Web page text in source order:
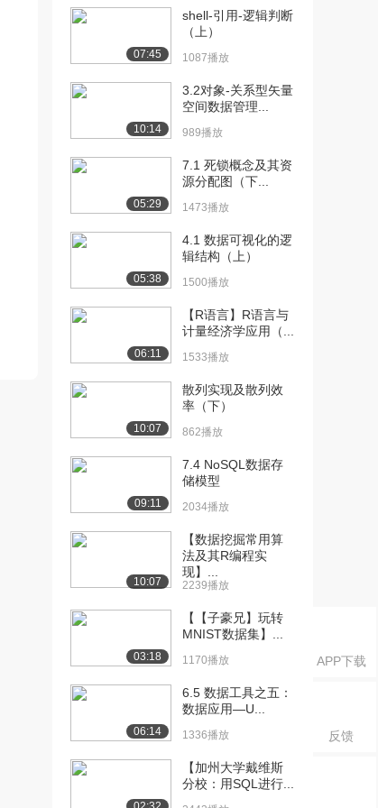
APP下载
反馈
[10] 3.2 数据预处理基本规
09:41
[11] 3.3 如何运用R语言进
行数据预处...
08:19
[12] 3.3 如何运用R语言进
行数据预处...
趋势测度（...
趋势测度（...
691播放
[16] 4.3 如何运用R语言进
行数据描述...
1145播放
[17] 4.3 如何运用R语言进
行数据描述...
1181播放
[19] 5.2 何为统计陷阱？
05:10
[20] 5.2 何为统计陷阱？
05:08
[21] 5.3 对数据保持怀疑的
05:51
07:45
shell-引用-逻辑判断
（上）
1087播放
10:14
3.2对象-关系型矢量
空间数据管理...
989播放
05:29
7.1 死锁概念及其资
源分配图（下...
1473播放
05:38
4.1 数据可视化的逻
辑结构（上）
1500播放
06:11
【R语言】R语言与
计量经济学应用（...
1533播放
10:07
散列实现及散列效
率（下）
862播放
09:11
7.4 NoSQL数据存
储模型
2034播放
10:07
【数据挖掘常用算
法及其R编程实
现】...
2239播放
03:18
【【子豪兄】玩转
MNIST数据集】...
1170播放
06:14
6.5 数据工具之五：
数据应用—U...
1336播放
【加州大学戴维斯
分校：用SQL进行...